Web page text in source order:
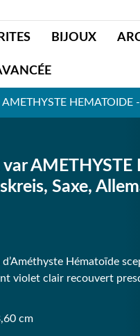
BIJOUX
HEMATOIDE
Saxe,
d’Améthyste Hématoïde
violet clair recouvert
cm